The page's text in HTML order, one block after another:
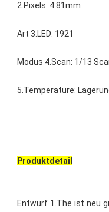
2.Pixels: 4.81mm
Art 3.LED: 1921
Modus 4.Scan: 1/13
5.Temperature:
Produktdetail
Entwurf 1.The ist neu